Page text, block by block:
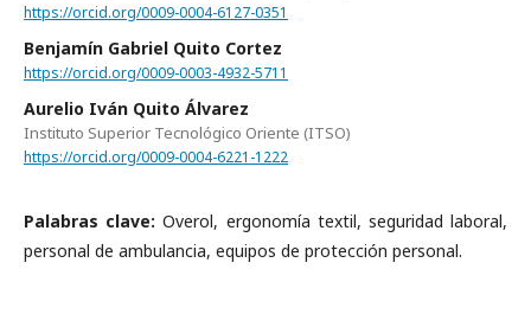
https://orcid.org/0009-0004-6127-0351
Benjamín Gabriel Quito Cortez
https://orcid.org/0009-0003-4932-5711
Aurelio Iván Quito Álvarez
Instituto Superior Tecnológico Oriente (ITSO)
https://orcid.org/0009-0004-6221-1222
Palabras clave:Overol, ergonomía textil, seguridad laboral,
personal de ambulancia, equipos de protección personal.